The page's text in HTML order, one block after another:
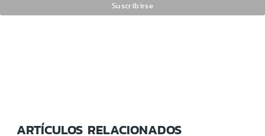
ARTÍCULOS RELACIONADOS